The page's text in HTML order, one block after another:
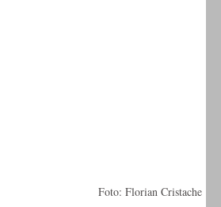
Foto: Florian Cristache